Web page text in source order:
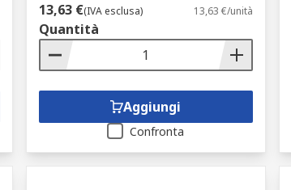
13,63 €(IVA esclusa) 13,63 €/unità
Quantità
Aggiungi
Confronta